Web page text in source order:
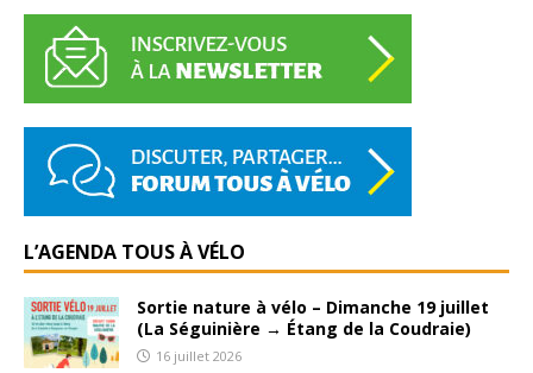
L’AGENDA TOUS À VÉLO
Sortie nature à vélo – Dimanche 19 juillet
(La Séguinière → Étang de la Coudraie)
16 juillet 2026